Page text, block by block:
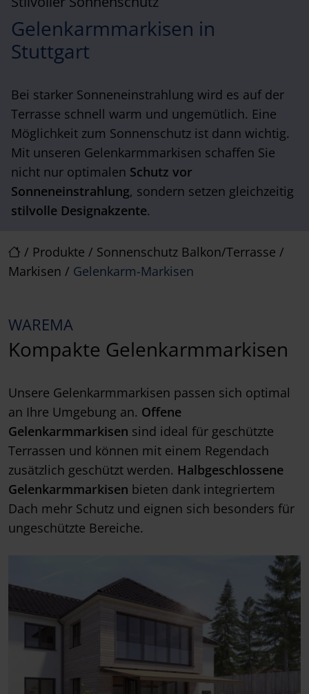
/ Produkte / Sonnenschutz Balkon/Terrasse /
Markisen / Gelenkarm-Markisen
Gelenkarmmarkisen in
Stuttgart
Bei starker Sonneneinstrahlung wird es auf der
Terrasse schnell warm und ungemütlich. Eine
Möglichkeit zum Sonnenschutz ist dann wichtig.
Mit unseren Gelenkarmmarkisen schaffen Sie
nicht nur optimalen Schutz vor
Sonneneinstrahlung, sondern setzen gleichzeitig
stilvolle Designakzente.
WAREMA
Kompakte Gelenkarmmarkisen
Unsere Gelenkarmmarkisen passen sich optimal
an Ihre Umgebung an. Offene
Gelenkarmmarkisen sind ideal für geschützte
Terrassen und können mit einem Regendach
zusätzlich geschützt werden. Halbgeschlossene
Gelenkarmmarkisen bieten dank integriertem
Dach mehr Schutz und eignen sich besonders für
ungeschützte Bereiche.